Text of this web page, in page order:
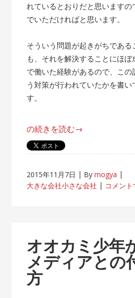
れているとおりだと思いますの
でいただければと思います。
そういう問題が起きがちである
も、それを解決することにほ
で働いた経験があるので、この
う対策が行われていたかを書い
す。
“帰
属
が
客
先
常
駐
の続きを読む→
2015年11月7日 Bymogya
大きな会社小さな会社
コメント
オオカミ少年
メディアとの
方